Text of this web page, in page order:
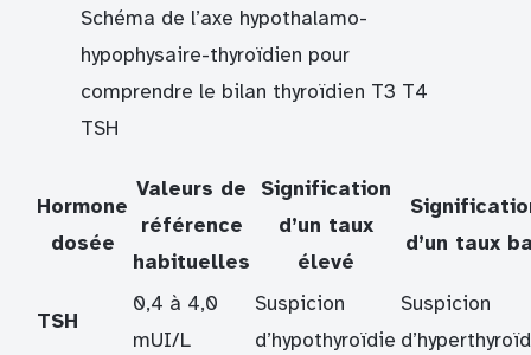
Schéma de l’axe hypothalamo-
hypophysaire-thyroïdien pour
comprendre le bilan thyroïdien T3 T4
TSH
Hormone
dosée
Valeurs de
référence
habituelles
Signification
d’un taux
élevé
d’un taux
TSH
0,4 à 4,0
mUI/L
Suspicion
d’hypothyroïdie
Suspicion